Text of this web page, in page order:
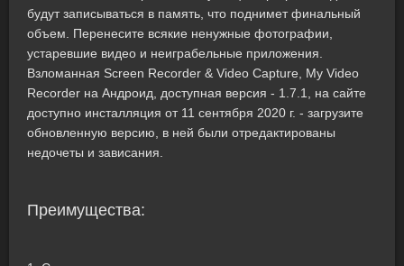
будут записываться в память, что поднимет финальный
объем. Перенесите всякие ненужные фотографии,
устаревшие видео и неиграбельные приложения.
Взломанная Screen Recorder & Video Capture, My Video
Recorder на Андроид, доступная версия - 1.7.1, на сайте
доступно инсталляция от 11 сентября 2020 г. - загрузите
обновленную версию, в ней были отредактированы
недочеты и зависания.
Преимущества: